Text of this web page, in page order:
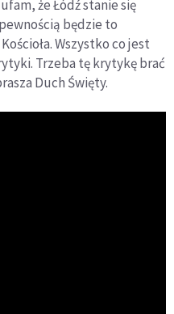
że Łódź stanie się
będzie to
Wszystko co jest
Trzeba tę krytykę brać
Duch Święty.